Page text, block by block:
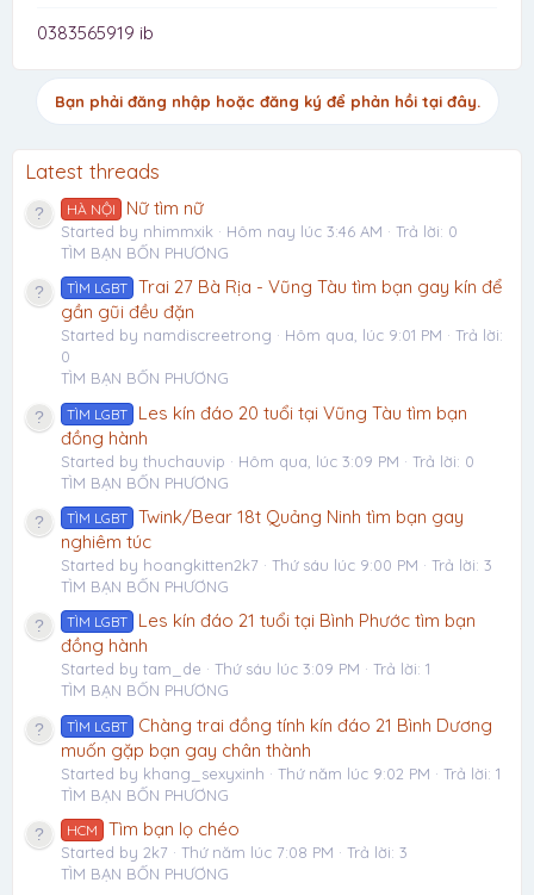
0383565919 ib
Bạn phải đăng nhập hoặc đăng ký để phản hồi tại đây.
Latest threads
HÀ NỘI Nữ tìm nữ
Started by nhimmxik Hôm nay lúc 3:46 AM
Trả lời: 0
TÌM BẠN BỐN PHƯƠNG
TÌM LGBT
Trai 27 Bà Rịa - Vũng Tàu tìm bạn gay kín để
gần gũi đều đặn
Started by namdiscreetrong Hôm qua, lúc 9:01 PM
Trả lời:
0
TÌM BẠN BỐN PHƯƠNG
TÌM LGBT
Les kín đáo 20 tuổi tại Vũng Tàu tìm bạn
đồng hành
Started by thuchauvip Hôm qua, lúc 3:09 PM
Trả lời: 0
TÌM BẠN BỐN PHƯƠNG
TÌM LGBT
Twink/Bear 18t Quảng Ninh tìm bạn gay
nghiêm túc
Started by hoangkitten2k7 Thứ sáu lúc 9:00 PM
Trả lời: 3
TÌM BẠN BỐN PHƯƠNG
TÌM LGBT
Les kín đáo 21 tuổi tại Bình Phước tìm bạn
đồng hành
Started by tam_de Thứ sáu lúc 3:09 PM
Trả lời: 1
TÌM BẠN BỐN PHƯƠNG
TÌM LGBT
Chàng trai đồng tính kín đáo 21 Bình Dương
muốn gặp bạn gay chân thành
Started by khang_sexyxinh Thứ năm lúc 9:02 PM
Trả lời: 1
TÌM BẠN BỐN PHƯƠNG
HCM Tìm bạn lọ chéo
Started by 2k7 Thứ năm lúc 7:08 PM
Trả lời: 3
TÌM BẠN BỐN PHƯƠNG